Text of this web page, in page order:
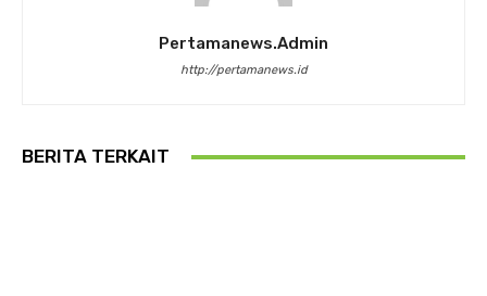
Pertamanews.admin
http://pertamanews.id
BERITA TERKAIT